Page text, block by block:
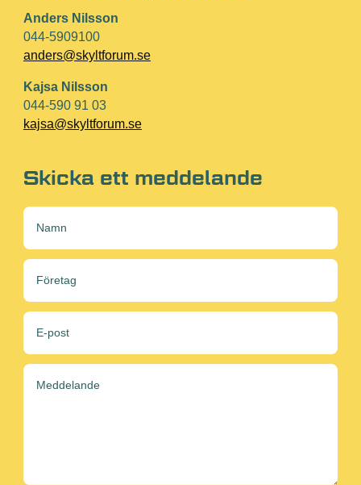
Anders Nilsson
044-5909100
anders@skyltforum.se
Kajsa Nilsson
044-590 91 03
kajsa@skyltforum.se
Skicka ett meddelande